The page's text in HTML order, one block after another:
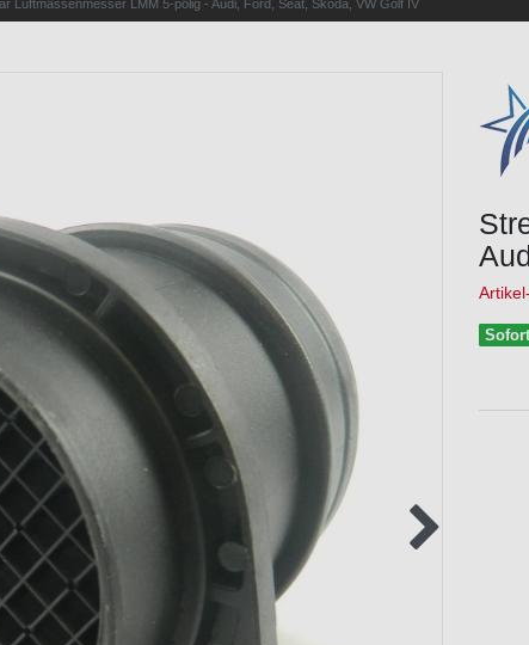
Luftmassenmesser LMM 5-polig - Audi, Ford, Seat, Skoda, VW Golf IV